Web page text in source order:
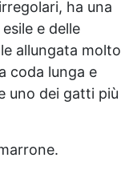
ha una
e delle
allungata molto
coda lunga e
uno dei gatti più